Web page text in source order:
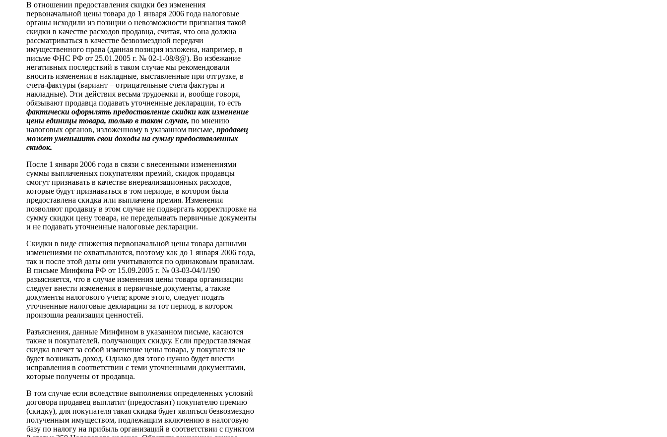
В отношении предоставления скидки без изменения
первоначальной цены товара до 1 января 2006 года налоговые
органы исходили из позиции о невозможности признания такой
скидки в качестве расходов продавца, считая, что она должна
рассматриваться в качестве безвозмездной передачи
имущественного права (данная позиция изложена, например, в
письме ФНС РФ от 25.01.2005 г. № 02-1-08/8@). Во избежание
негативных последствий в таком случае мы рекомендовали
вносить изменения в накладные, выставленные при отгрузке, в
счета-фактуры (вариант – отрицательные счета фактуры и
накладные). Эти действия весьма трудоемки и, вообще говоря,
обязывают продавца подавать уточненные декларации, то есть
фактически оформлять предоставление скидки как изменение
цены единицы товара, только в таком случае, по мнению
налоговых органов, изложенному в указанном письме, продавец
может уменьшить свои доходы на сумму предоставленных
скидок.
После 1 января 2006 года в связи с внесенными изменениями
суммы выплаченных покупателям премий, скидок продавцы
смогут признавать в качестве внереализационных расходов,
которые будут признаваться в том периоде, в котором была
предоставлена скидка или выплачена премия. Изменения
позволяют продавцу в этом случае не подвергать корректировке на
сумму скидки цену товара, не переделывать первичные документы
и не подавать уточненные налоговые декларации.
Скидки в виде снижения первоначальной цены товара данными
изменениями не охватываются, поэтому как до 1 января 2006 года,
так и после этой даты они учитываются по одинаковым правилам.
В письме Минфина РФ от 15.09.2005 г. № 03-03-04/1/190
разъясняется, что в случае изменения цены товара организации
следует внести изменения в первичные документы, а также
документы налогового учета; кроме этого, следует подать
уточненные налоговые декларации за тот период, в котором
произошла реализация ценностей.
Разъяснения, данные Минфином в указанном письме, касаются
также и покупателей, получающих скидку. Если предоставляемая
скидка влечет за собой изменение цены товара, у покупателя не
будет возникать доход. Однако для этого нужно будет внести
исправления в соответствии с теми уточненными документами,
которые получены от продавца.
В том случае если вследствие выполнения определенных условий
договора продавец выплатит (предоставит) покупателю премию
(скидку), для покупателя такая скидка будет являться безвозмездно
полученным имуществом, подлежащим включению в налоговую
базу по налогу на прибыль организаций в соответствии с пунктом